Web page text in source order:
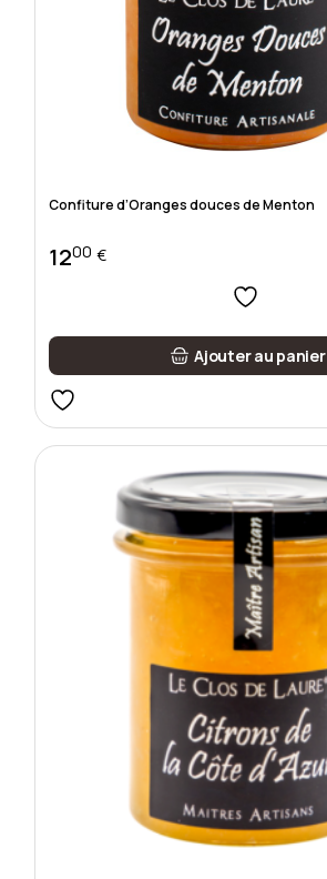
Confiture d’Oranges douces de Menton
1200 €
Ajouter au panier